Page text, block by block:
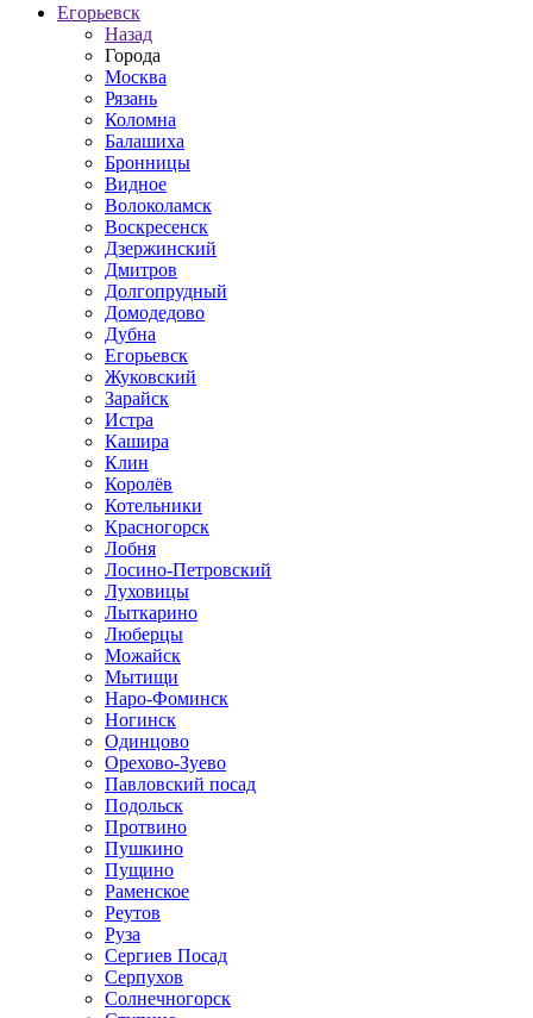
Егорьевск
Назад
Города
Москва
Рязань
Коломна
Балашиха
Бронницы
Видное
Волоколамск
Воскресенск
Дзержинский
Дмитров
Долгопрудный
Домодедово
Дубна
Егорьевск
Жуковский
Зарайск
Истра
Кашира
Клин
Королёв
Котельники
Красногорск
Лобня
Лосино-Петровский
Луховицы
Лыткарино
Люберцы
Можайск
Мытищи
Наро-Фоминск
Ногинск
Одинцово
Орехово-Зуево
Павловский посад
Подольск
Протвино
Пушкино
Пущино
Раменское
Реутов
Руза
Сергиев Посад
Серпухов
Солнечногорск